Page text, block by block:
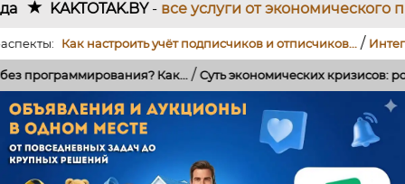
-все услуги от экономического
Как настроить учёт подписчиков и отписчиков.../Интеграция
Как.../Суть экономических кризисов: роль